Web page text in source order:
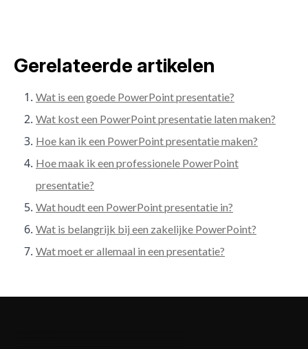
Gerelateerde artikelen
Wat is een goede PowerPoint presentatie?
Wat kost een PowerPoint presentatie laten maken?
Hoe kan ik een PowerPoint presentatie maken?
Hoe maak ik een professionele PowerPoint
presentatie?
Wat houdt een PowerPoint presentatie in?
Wat is belangrijk bij een zakelijke PowerPoint?
Wat moet er allemaal in een presentatie?